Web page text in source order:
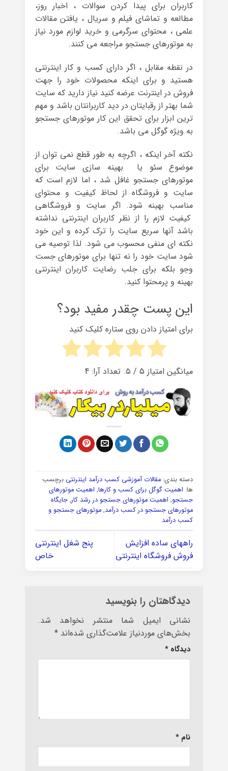
کاربران برای پیدا کردن سوالات ، اخبار روز،
مطالعه و تماشای فیلم و سریال ، یافتن مقالات
علمی ، محتوای سرگرمی و خرید لوازم مورد نیاز
به موتورهای جستجو مراجعه می کنند.
در نقطه مقابل ، اگر دارای کسب و کار اینترنتی
هستید و برای اینکه محصولات خود را جهت
فروش در اینترنت عرضه کنید نیاز دارید که سایت
شما بهتر از رقبایتان در دید کاربرانتان باشد و مهم
ترین ابزار برای تحقق این کار موتورهای جستجو
به ویژه گوگل می باشد.
نکته آخر اینکه ، اگرچه به طور قطع نمی توان از
موضوع سئو یا بهینه سازی سایت برای
موتورهای جستجو غافل شد ، اما لازم است که
سایت و فروشگاه از لحاظ کیفیت و محتوای
مناسب بهینه شود. اگر سایت و فروشگاهی
کیفیت لازم را از نظر کاربران اینترنتی نداشته
باشد آنها سریع سایت را ترک کرده و این خود
نکته ای منفی محسوب می شود. لذا توصیه می
شود سایت خود را نه تنها برای موتورهای جست
وجو بلکه برای جلب رضایت کاربران اینترنتی
بهینه و پرمحتوا کنید.
این پست چقدر مفید بود؟
برای امتیاز دادن روی ستاره کلیک کنید
میانگین امتیاز 5/ ۵. تعداد آرا: 4
دسته بندی: مقالات آموزشی کسب درآمد اینترنتی برچسب
ها: اهمیت گوگل برای کسب و کارها, اهمیت موتورهای
جستجو, اهمیت موتورهای جستجو در رشد کار, جایگاه
موتورهای جستجو در کسب درآمد, موتورهای جستجو و
کسب درآمد
راههای ساده افزایش
فروش فروشگاه اینترنتی
پنج شغل اینترنتی
خاص
دیدگاهتان را بنویسید
نشانی ایمیل شما منتشر نخواهد شد.
بخش‌های موردنیاز علامت‌گذاری شده‌اند *
دیدگاه *
نام *